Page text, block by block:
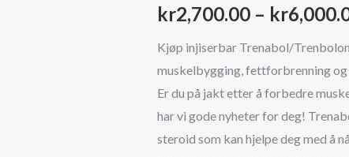
kr2,700.00 – kr
Kjøp injiserbar Trenabol/
muskelbygging, fettforbrenning
Er du på jakt etter å forbedre
har vi gode nyheter for deg!
steroid som kan hjelpe deg med å